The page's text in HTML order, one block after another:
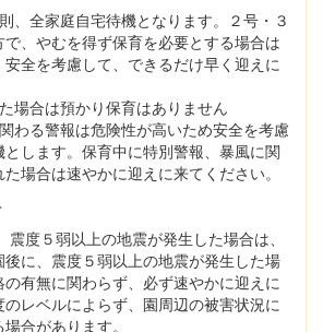
、全家庭自宅待機となります。２号・３
、やむを得ず保育を必要とする場合は
全を考慮して、できるだけ早く迎えに
場合は預かり保育はありません
わる警報は危険性が高いため安全を考慮
とします。保育中に特別警報、暴風に関
場合は速やかに迎えに来てください。
度５弱以上の地震が発生した場合は、
に、震度５弱以上の地震が発生した場
有無に関わらず、必ず速やかに迎えに
レベルによらず、園周辺の被害状況に
合があります。